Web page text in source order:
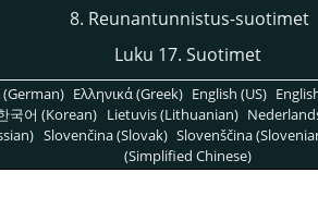
8. Reunantunnistus-suotimet
Luku 17. Suotimet
Ελληνικά (Greek) English (US)
국어 (Korean) Lietuvis (Lithuanian)
Slovenčina (Slovak) Slovenščina
(Simplified Chinese)